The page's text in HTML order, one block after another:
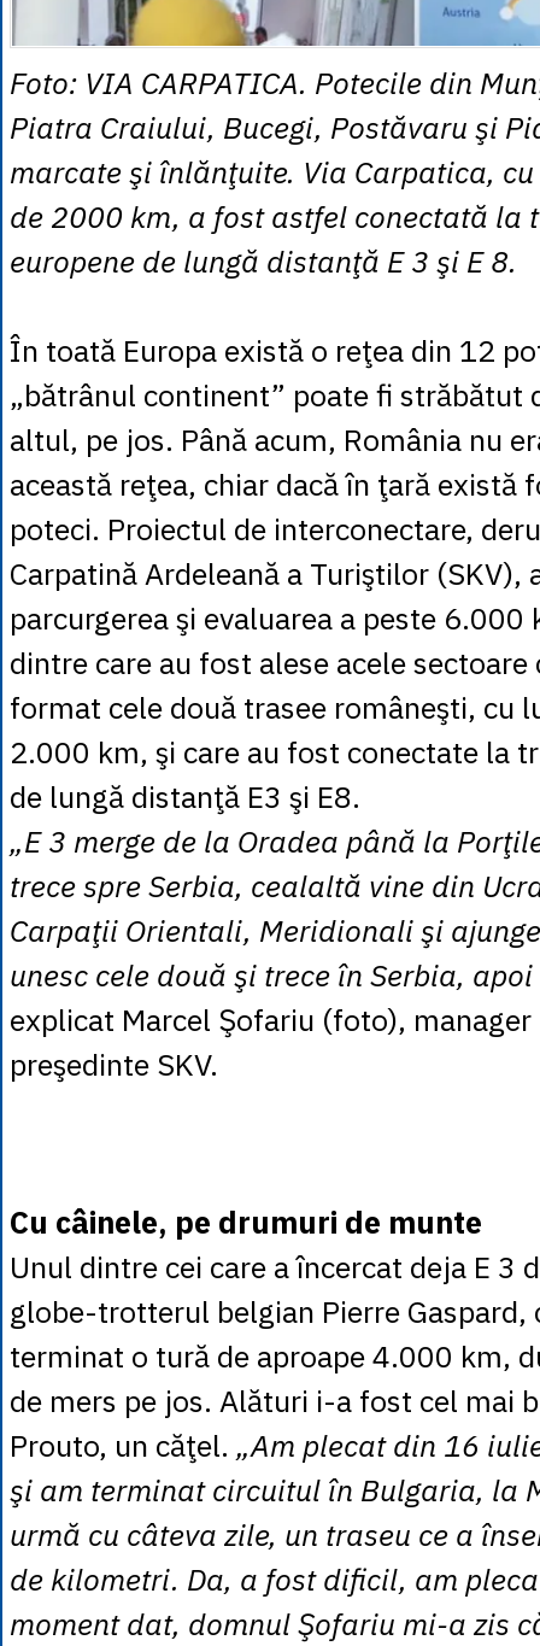
Foto: VIA CARPATICA. Potecile din
Piatra Craiului, Bucegi, Postăvaru şi
marcate şi înlănţuite. Via Carpatica,
de 2000 km, a fost astfel conectată la
europene de lungă distanţă E 3 şi E 8.
În toată Europa există o reţea din 12
„bătrânul continent” poate fi străbătut
altul, pe jos. Până acum, România nu
această reţea, chiar dacă în ţară există
poteci. Proiectul de interconectare,
Carpatină Ardeleană a Turiştilor (SKV),
parcurgerea şi evaluarea a peste 6.000
dintre care au fost alese acele
format cele două trasee româneşti, cu
2.000 km, şi care au fost conectate la
de lungă distanţă E3 şi E8.
„E 3 merge de la Oradea până la
trece spre Serbia, cealaltă vine din
Carpaţii Orientali, Meridionali şi
unesc cele două şi trece în Serbia,
explicat Marcel Şofariu (foto), manager
preşedinte SKV.
Cu câinele, pe drumuri de munte
Unul dintre cei care a încercat deja E 3
globe-trotterul belgian Pierre Gaspard,
terminat o tură de aproape 4.000 km,
de mers pe jos. Alături i-a fost cel mai
Prouto, un căţel. „Am plecat din 16
şi am terminat circuitul în Bulgaria, la
urmă cu câteva zile, un traseu ce a
de kilometri. Da, a fost dificil, am
moment dat, domnul Şofariu mi-a zis